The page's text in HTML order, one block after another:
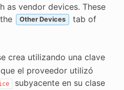
as vendor devices. These
Other Devices
tab of
crea utilizando una clave
el proveedor utilizó
subyacente en su clase